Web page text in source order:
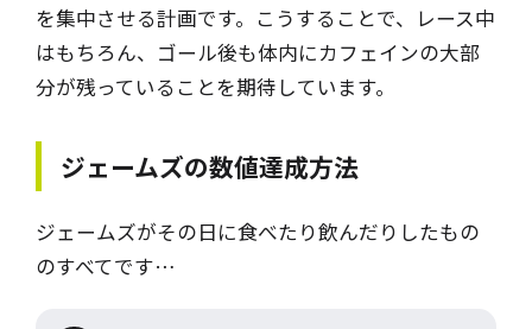
を集中させる計画です。こうすることで、レース中
はもちろん、ゴール後も体内にカフェインの大部
分が残っていることを期待しています。
ジェームズの数値達成方法
ジェームズがその日に食べたり飲んだりしたもの
のすべてです…